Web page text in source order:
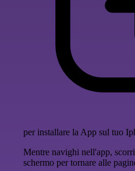
per installare la App sul tuo
Mentre navighi nell'app,
schermo per tornare alle